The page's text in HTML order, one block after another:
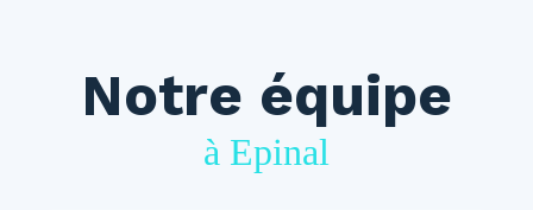
Notre équipe
à Epinal